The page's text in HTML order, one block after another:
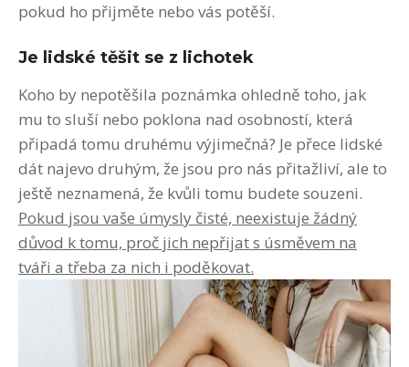
pokud ho přijměte nebo vás potěší.
Je lidské těšit se z lichotek
Koho by nepotěšila poznámka ohledně toho, jak
mu to sluší nebo poklona nad osobností, která
připadá tomu druhému výjimečná? Je přece lidské
dát najevo druhým, že jsou pro nás přitažliví, ale to
ještě neznamená, že kvůli tomu budete souzeni.
Pokud jsou vaše úmysly čisté, neexistuje žádný
důvod k tomu, proč jich nepřijat s úsměvem na
tváři a třeba za nich i poděkovat.